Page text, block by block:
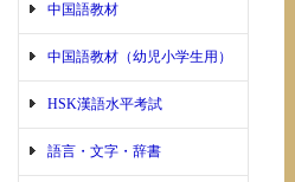
中国語教材
中国語教材（幼児小学生用）
HSK漢語水平考試
語言・文字・辞書